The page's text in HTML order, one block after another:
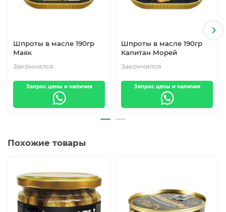
Шпроты в масле 190гр
Маяк
Закончился
Запрос цены и наличия
Шпроты в масле 190гр
Капитан Морей
Закончился
Запрос цены и наличия
Похожие товары